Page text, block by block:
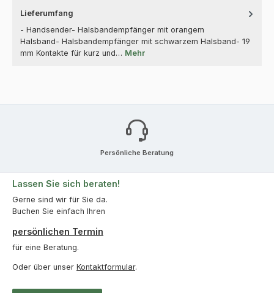
Lieferumfang
- Handsender- Halsbandempfänger mit orangem
Halsband- Halsbandempfänger mit schwarzem Halsband- 19
mm Kontakte für kurz und… Mehr
Persönliche Beratung
Lassen Sie sich beraten!
Gerne sind wir für Sie da.
Buchen Sie einfach Ihren
persönlichen Termin
für eine Beratung.
Oder über unser Kontaktformular.